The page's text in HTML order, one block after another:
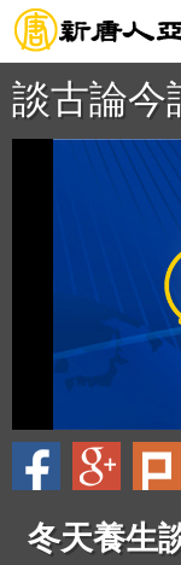
談古論今
冬天養生